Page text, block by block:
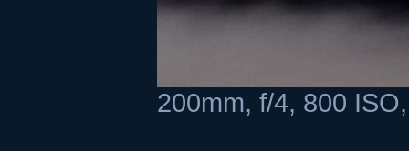
200mm, f/4, 800